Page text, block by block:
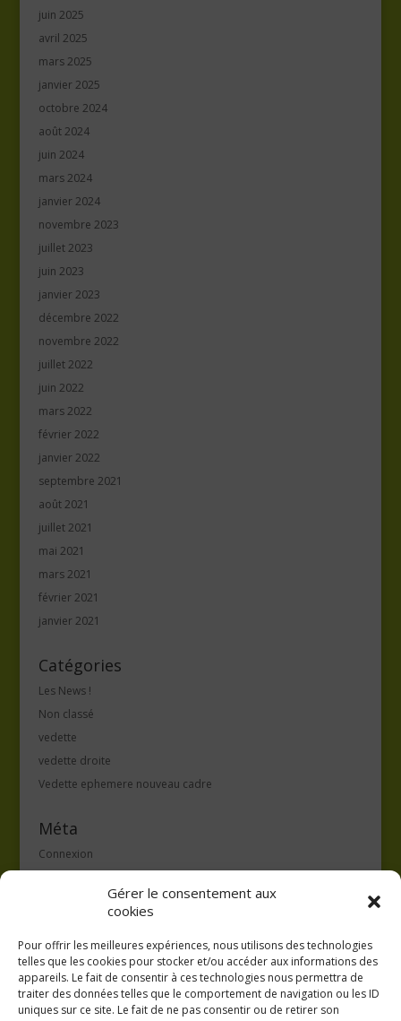
Gérer le consentement aux
cookies
Pour offrir les meilleures expériences, nous utilisons des technologies
telles que les cookies pour stocker et/ou accéder aux informations des
appareils. Le fait de consentir à ces technologies nous permettra de
traiter des données telles que le comportement de navigation ou les ID
uniques sur ce site. Le fait de ne pas consentir ou de retirer son
juin 2025
avril 2025
mars 2025
janvier 2025
octobre 2024
août 2024
juin 2024
mars 2024
janvier 2024
novembre 2023
juillet 2023
juin 2023
janvier 2023
décembre 2022
novembre 2022
juillet 2022
juin 2022
mars 2022
février 2022
janvier 2022
septembre 2021
août 2021
juillet 2021
mai 2021
mars 2021
février 2021
janvier 2021
Catégories
Les News !
Non classé
vedette
vedette droite
Vedette ephemere nouveau cadre
Méta
Connexion
Flux des commentaires